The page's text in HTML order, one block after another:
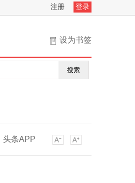
注册 登录
设为书签
搜索
头条APP